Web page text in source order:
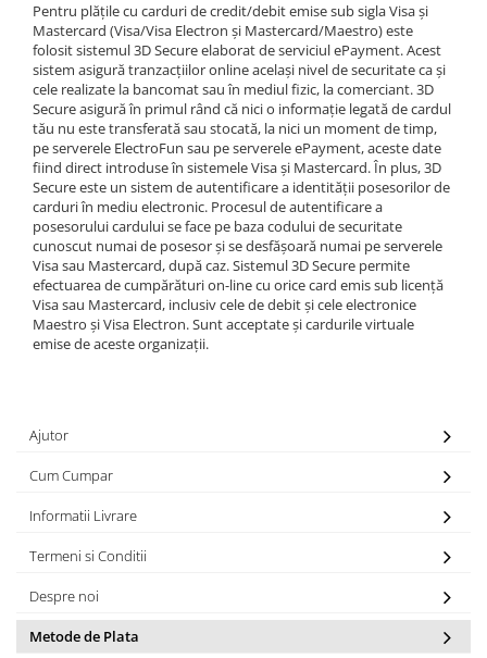
Pentru plățile cu carduri de credit/debit emise sub sigla Visa și
Mastercard (Visa/Visa Electron și Mastercard/Maestro) este
folosit sistemul 3D Secure elaborat de serviciul ePayment. Acest
sistem asigură tranzacțiilor online același nivel de securitate ca și
cele realizate la bancomat sau în mediul fizic, la comerciant. 3D
Secure asigură în primul rând că nici o informație legată de cardul
tău nu este transferată sau stocată, la nici un moment de timp,
pe serverele ElectroFun sau pe serverele ePayment, aceste date
fiind direct introduse în sistemele Visa și Mastercard. În plus, 3D
Secure este un sistem de autentificare a identității posesorilor de
carduri în mediu electronic. Procesul de autentificare a
posesorului cardului se face pe baza codului de securitate
cunoscut numai de posesor și se desfășoară numai pe serverele
Visa sau Mastercard, după caz. Sistemul 3D Secure permite
efectuarea de cumpărături on-line cu orice card emis sub licență
Visa sau Mastercard, inclusiv cele de debit și cele electronice
Maestro și Visa Electron. Sunt acceptate și cardurile virtuale
emise de aceste organizații.
Ajutor
Cum Cumpar
Informatii Livrare
Termeni si Conditii
Despre noi
Metode de Plata